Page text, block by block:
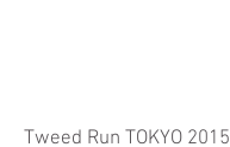
Tweed Run TOKYO 2015